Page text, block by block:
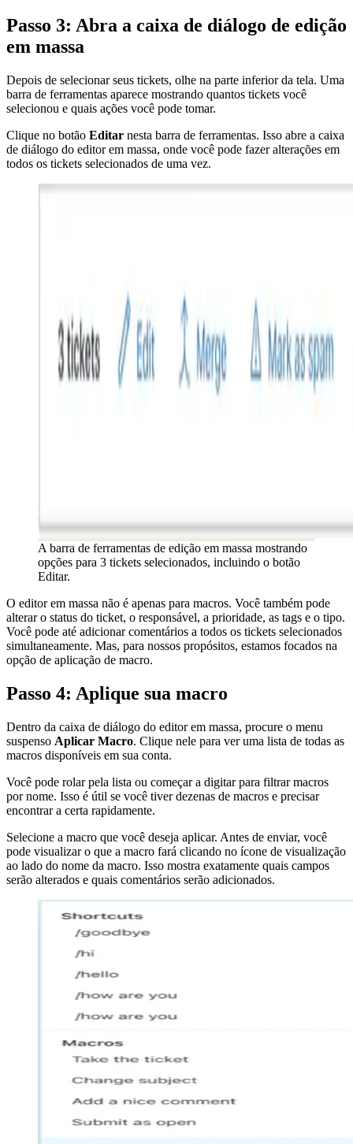
Passo 3: Abra a caixa de diálogo de edição
em massa
Depois de selecionar seus tickets, olhe na parte inferior da tela. Uma
barra de ferramentas aparece mostrando quantos tickets você
selecionou e quais ações você pode tomar.
Clique no botão Editar nesta barra de ferramentas. Isso abre a caixa
de diálogo do editor em massa, onde você pode fazer alterações em
todos os tickets selecionados de uma vez.
A barra de ferramentas de edição em massa mostrando
opções para 3 tickets selecionados, incluindo o botão
Editar.
O editor em massa não é apenas para macros. Você também pode
alterar o status do ticket, o responsável, a prioridade, as tags e o tipo.
Você pode até adicionar comentários a todos os tickets selecionados
simultaneamente. Mas, para nossos propósitos, estamos focados na
opção de aplicação de macro.
Passo 4: Aplique sua macro
Dentro da caixa de diálogo do editor em massa, procure o menu
suspenso Aplicar Macro. Clique nele para ver uma lista de todas as
macros disponíveis em sua conta.
Você pode rolar pela lista ou começar a digitar para filtrar macros
por nome. Isso é útil se você tiver dezenas de macros e precisar
encontrar a certa rapidamente.
Selecione a macro que você deseja aplicar. Antes de enviar, você
pode visualizar o que a macro fará clicando no ícone de visualização
ao lado do nome da macro. Isso mostra exatamente quais campos
serão alterados e quais comentários serão adicionados.